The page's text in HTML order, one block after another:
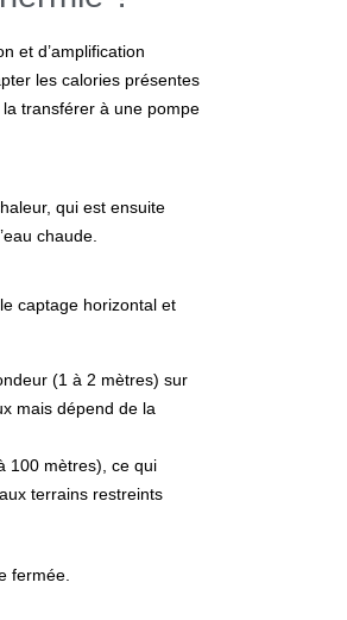
et d’amplification
les calories présentes
transférer à une pompe
qui est ensuite
chaude.
captage horizontal et
(1 à 2 mètres) sur
mais dépend de la
100 mètres), ce qui
terrains restreints
fermée.